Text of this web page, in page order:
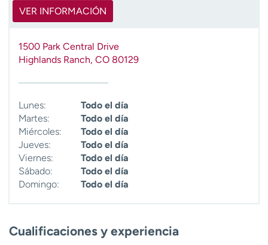
VER INFORMACIÓN
1500 Park Central Drive
Highlands Ranch, CO 80129
Lunes:
Todo el día
Martes:
Todo el día
Miércoles:
Todo el día
Jueves:
Todo el día
Viernes:
Todo el día
Sábado:
Todo el día
Domingo:
Todo el día
Cualificaciones y experiencia